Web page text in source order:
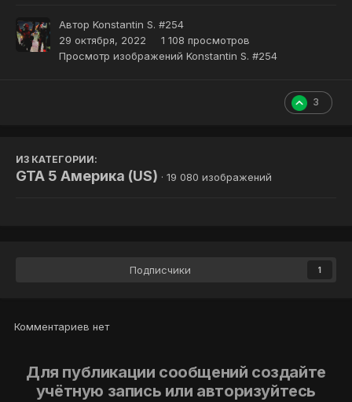
Автор Konstantin S. #254
29 октября, 2022
1 108 просмотров
Просмотр изображений Konstantin S. #254
3
ИЗ КАТЕГОРИИ:
GTA 5 Америка (US) · 19 080 изображений
Подписчики 1
Комментариев нет
Для публикации сообщений создайте
учётную запись или авторизуйтесь